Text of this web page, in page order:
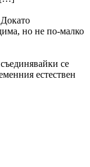
но не по-малко
се
естествен